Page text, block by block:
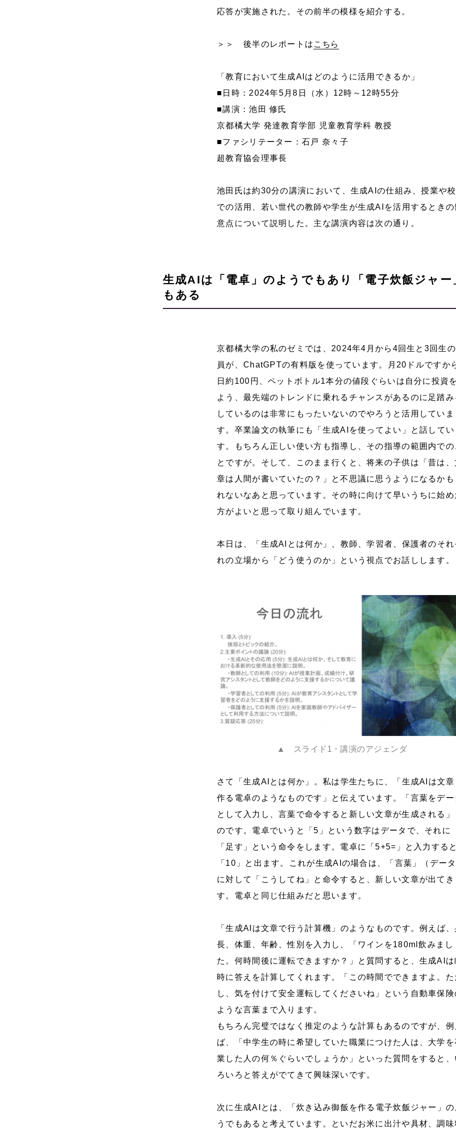
応答が実施された。その前半の模様を紹介する。
＞＞ 後半のレポートは こちら
「教育において生成AIはどのように活用できるか」
■日時：2024年5月8日（水）12時～12時55分
■講演：池田 修氏
京都橘大学 発達教育学部 児童教育学科 教授
■ファシリテーター：石戸 奈々子
超教育協会理事長
池田氏は約30分の講演において、生成AIの仕組み、授業や
での活用、若い世代の教師や学生が生成AIを活用するときの
意点について説明した。主な講演内容は次の通り。
生成AIは「電卓」のようでもあり「電子炊飯ジャ
もある
京都橘大学の私のゼミでは、2024年4月から4回生と3回生
員が、ChatGPTの有料版を使っています。月20ドルですか
日約100円、ペットボトル1本分の値段ぐらいは自分に投資
よう、最先端のトレンドに乗れるチャンスがあるのに足踏み
しているのは非常にもったいないのでやろうと活用していま
す。卒業論文の執筆にも「生成AIを使ってよい」と話してい
す。もちろん正しい使い方も指導し、その指導の範囲内での
とですが。そして、このまま行くと、将来の子供は「昔は、
章は人間が書いていたの？」と不思議に思うようになるかも
れないなあと思っています。その時に向けて早いうちに始め
方がよいと思って取り組んでいます。
本日は、「生成AIとは何か」、教師、学習者、保護者のそれ
れの立場から「どう使うのか」という視点でお話しします。
▲ スライド1・講演のアジェンダ
さて「生成AIとは何か」。私は学生たちに、「生成AIは文章
作る電卓のようなものです」と伝えています。「言葉をデー
として入力し、言葉で命令すると新しい文章が生成される」
のです。電卓でいうと「5」という数字はデータで、それに
「足す」という命令をします。電卓に「5+5=」と入力すると
「10」と出ます。これが生成AIの場合は、「言葉」（データ
に対して「こうしてね」と命令すると、新しい文章が出てき
す。電卓と同じ仕組みだと思います。
「生成AIは文章で行う計算機」のようなものです。例えば、
長、体重、年齢、性別を入力し、「ワインを180ml飲みまし
た。何時間後に運転できますか？」と質問すると、生成AIは
時に答えを計算してくれます。「この時間でできますよ。た
し、気を付けて安全運転してくださいね」という自動車保険
ような言葉まで入ります。
もちろん完璧ではなく推定のような計算もあるのですが、例
ば、「中学生の時に希望していた職業につけた人は、大学を
業した人の何％ぐらいでしょうか」といった質問をすると、
ろいろと答えがでてきて興味深いです。
次に生成AIとは、「炊き込み御飯を作る電子炊飯ジャー」の
うでもあると考えています。といだお米に出汁や具材、調味